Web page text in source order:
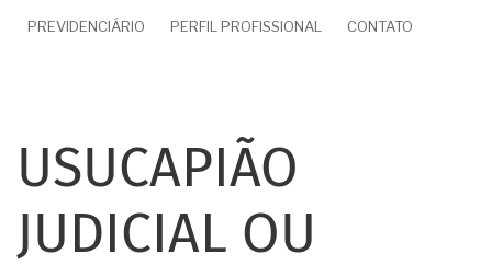
PREVIDENCIÁRIO PERFIL PROFISSIONAL CONTATO
USUCAPIÃO
JUDICIAL OU